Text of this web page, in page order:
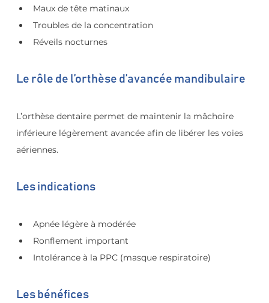
Maux de tête matinaux
Troubles de la concentration
Réveils nocturnes
Le rôle de l’orthèse d’avancée mandibulaire
L’orthèse dentaire permet de maintenir la mâchoire
inférieure légèrement avancée afin de libérer les voies
aériennes.
Les indications
Apnée légère à modérée
Ronflement important
Intolérance à la PPC (masque respiratoire)
Les bénéfices